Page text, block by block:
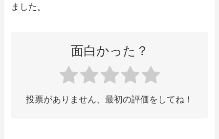
ました。
面白かった？
投票がありません、最初の評価をしてね！